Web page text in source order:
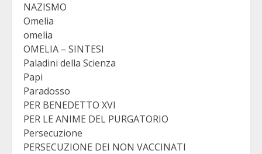
NAZISMO
Omelia
omelia
OMELIA – SINTESI
Paladini della Scienza
Papi
Paradosso
PER BENEDETTO XVI
PER LE ANIME DEL PURGATORIO
Persecuzione
PERSECUZIONE DEI NON VACCINATI